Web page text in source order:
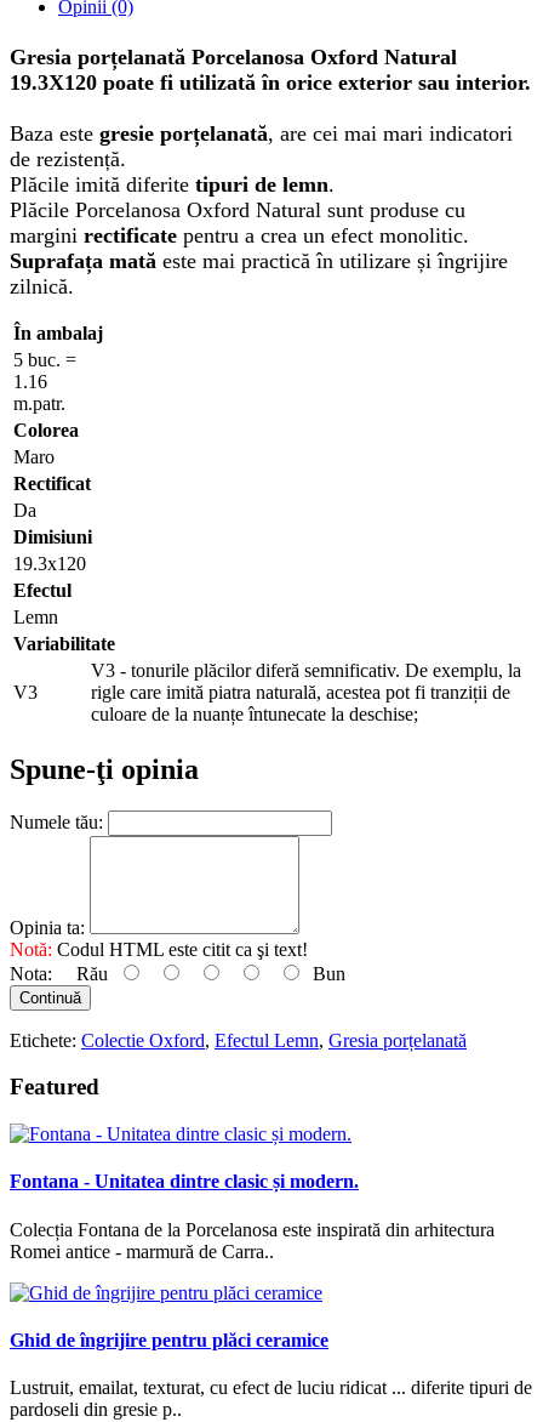
Opinii (0)
Gresia porțelanată Porcelanosa Oxford Natural
19.3X120 poate fi utilizată în orice exterior sau interior.
Baza este gresie porțelanată, are cei mai mari indicatori
de rezistență.
Plăcile imită diferite tipuri de lemn.
Plăcile Porcelanosa Oxford Natural sunt produse cu
margini rectificate pentru a crea un efect monolitic.
Suprafața mată este mai practică în utilizare și îngrijire
zilnică.
În ambalaj
5 buc. =
1.16
m.patr.
Colorea
Maro
Rectificat
Da
Dimisiuni
19.3x120
Efectul
Lemn
Variabilitate
V3
V3 - tonurile plăcilor diferă semnificativ. De exemplu, la
rigle care imită piatra naturală, acestea pot fi tranziții de
culoare de la nuanțe întunecate la deschise;
Spune-ţi opinia
Numele tău:
Opinia ta:
Notă: Codul HTML este citit ca şi text!
Nota: Rău Bun
Continuă
Etichete: Colectie Oxford, Efectul Lemn, Gresia porțelanată
Featured
Fontana - Unitatea dintre clasic și modern.
Colecția Fontana de la Porcelanosa este inspirată din arhitectura
Romei antice - marmură de Carra..
Ghid de îngrijire pentru plăci ceramice
Lustruit, emailat, texturat, cu efect de luciu ridicat ... diferite tipuri de
pardoseli din gresie p..